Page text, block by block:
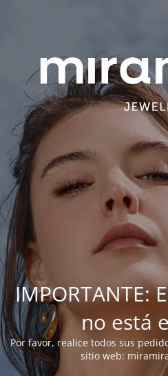
IMPORTANTE:
no está
Por favor, realice todos sus
sitio web: